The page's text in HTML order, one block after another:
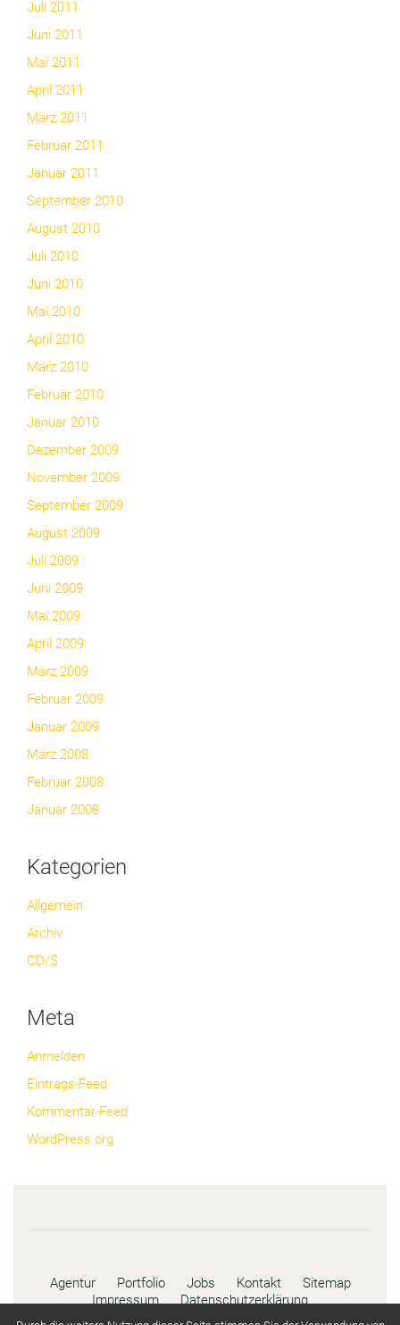
Juli 2011
Juni 2011
Mai 2011
April 2011
März 2011
Februar 2011
Januar 2011
September 2010
August 2010
Juli 2010
Juni 2010
Mai 2010
April 2010
März 2010
Februar 2010
Januar 2010
Dezember 2009
November 2009
September 2009
August 2009
Juli 2009
Juni 2009
Mai 2009
April 2009
März 2009
Februar 2009
Januar 2009
März 2008
Februar 2008
Januar 2008
Kategorien
Allgemein
Archiv
CD/S
Meta
Anmelden
Eintrags-Feed
Kommentar-Feed
WordPress.org
Agentur Portfolio Jobs Kontakt
Sitemap
Impressum
Datenschutzerklärung